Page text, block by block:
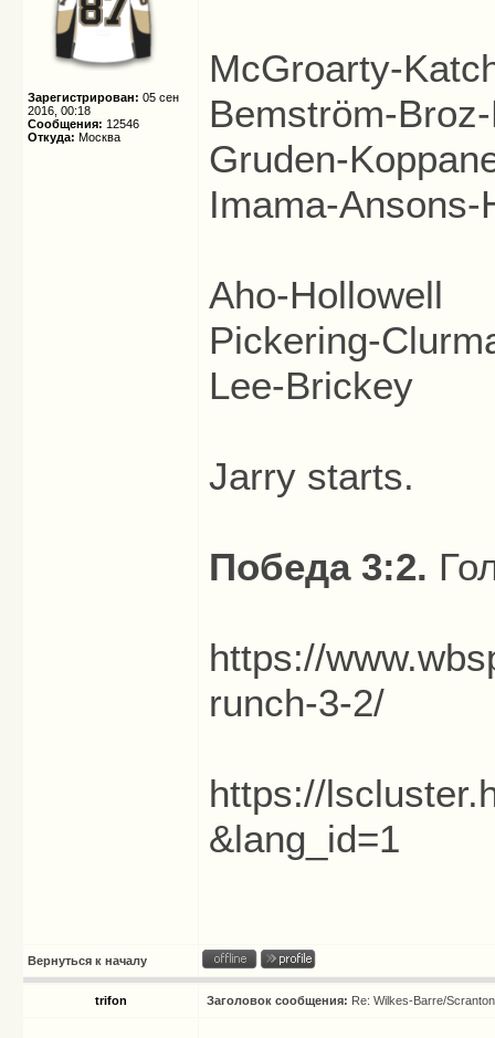
Зарегистрирован: 05 сен
2016, 00:18
Сообщения: 12546
Откуда: Москва
McGroarty-
Bemström-
Gruden-
Imama-Ansons-
Aho-Hollowell
Pickering-
Lee-Brickey
Jarry starts.
Победа 3:2.
https://
runch-3-2/
https://
&lang_id=1
Вернуться к началу
trifon Заголовок сообщения: Re: Wilkes-Barre/